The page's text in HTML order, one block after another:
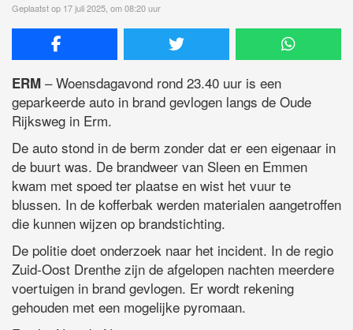
Geplaatst op 17 juli 2025, om 08:20 uur
ERM – Woensdagavond rond 23.40 uur is een
geparkeerde auto in brand gevlogen langs de Oude
Rijksweg in Erm.
De auto stond in de berm zonder dat er een eigenaar in
de buurt was. De brandweer van Sleen en Emmen
kwam met spoed ter plaatse en wist het vuur te
blussen. In de kofferbak werden materialen aangetroffen
die kunnen wijzen op brandstichting.
De politie doet onderzoek naar het incident. In de regio
Zuid-Oost Drenthe zijn de afgelopen nachten meerdere
voertuigen in brand gevlogen. Er wordt rekening
gehouden met een mogelijke pyromaan.